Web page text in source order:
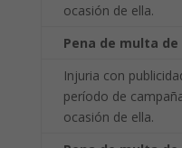
ocasión de ella.
Pena de multa
Injuria con
período de
ocasión de ella.